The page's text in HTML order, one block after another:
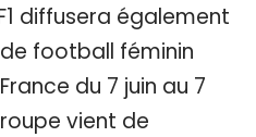
diffusera également
football féminin
du 7 juin au 7
vient de